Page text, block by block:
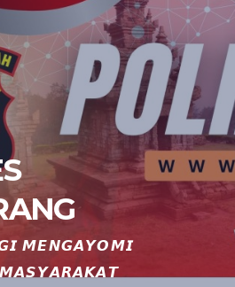
𝙈𝙀𝙉𝙂𝘼𝙔𝙊𝙈𝙄